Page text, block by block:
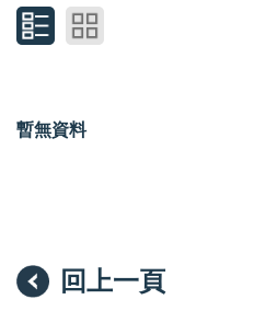
暫無資料
回上一頁